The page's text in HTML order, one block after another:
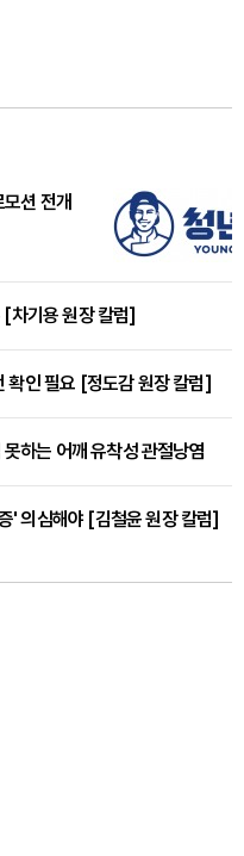
션 전개
[차기용 원장 칼럼]
확인 필요 [정도감 원장 칼럼]
하는 어깨 유착성 관절낭염
' 의심해야 [김철윤 원장 칼럼]